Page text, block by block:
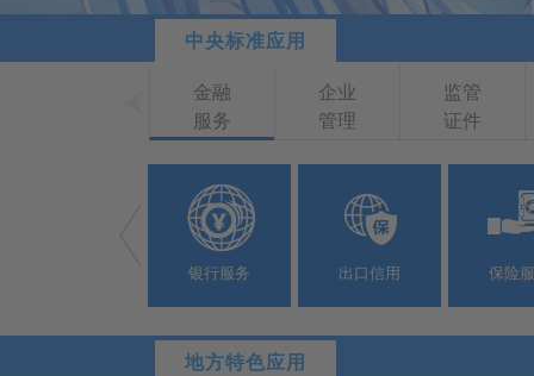
中央标准应用
金融
服务
企业
管理
监管
证件
加贸
保税
检验
检疫
物品
综合
服务
银行服务 出口信用 保险
地方特色应用